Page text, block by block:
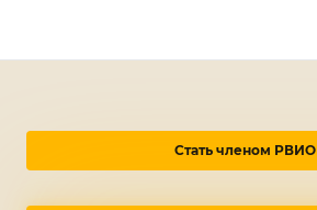
Стать членом РВИО